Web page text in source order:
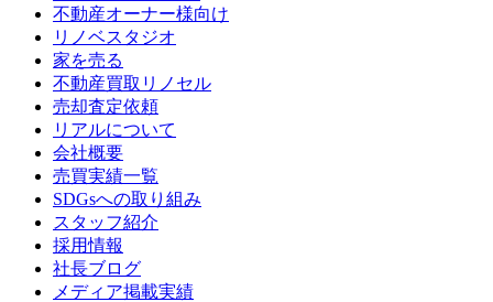
不動産オーナー様向け
リノベスタジオ
家を売る
不動産買取リノセル
売却査定依頼
リアルについて
会社概要
売買実績一覧
SDGsへの取り組み
スタッフ紹介
採用情報
社長ブログ
メディア掲載実績